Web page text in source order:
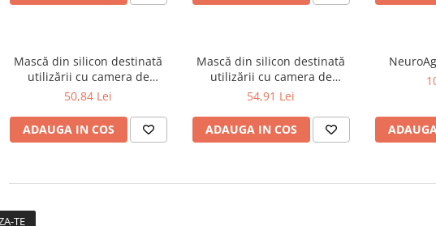
Mască din silicon destinată
utilizării cu camera de
inhalare cu valvă
dimensiuni medii: 1 -5 ani
50,84 Lei
ADAUGA IN COS
Mască din silicon destinată
utilizării cu camera de
inhalare cu valvă
dimensiuni mari: + 5 ani
54,91 Lei
ADAUGA IN COS